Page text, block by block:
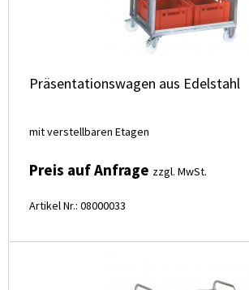
Präsentationswagen aus Edelstahl
mit verstellbaren Etagen
Preis auf Anfrage zzgl. MwSt.
Artikel Nr.: 08000033